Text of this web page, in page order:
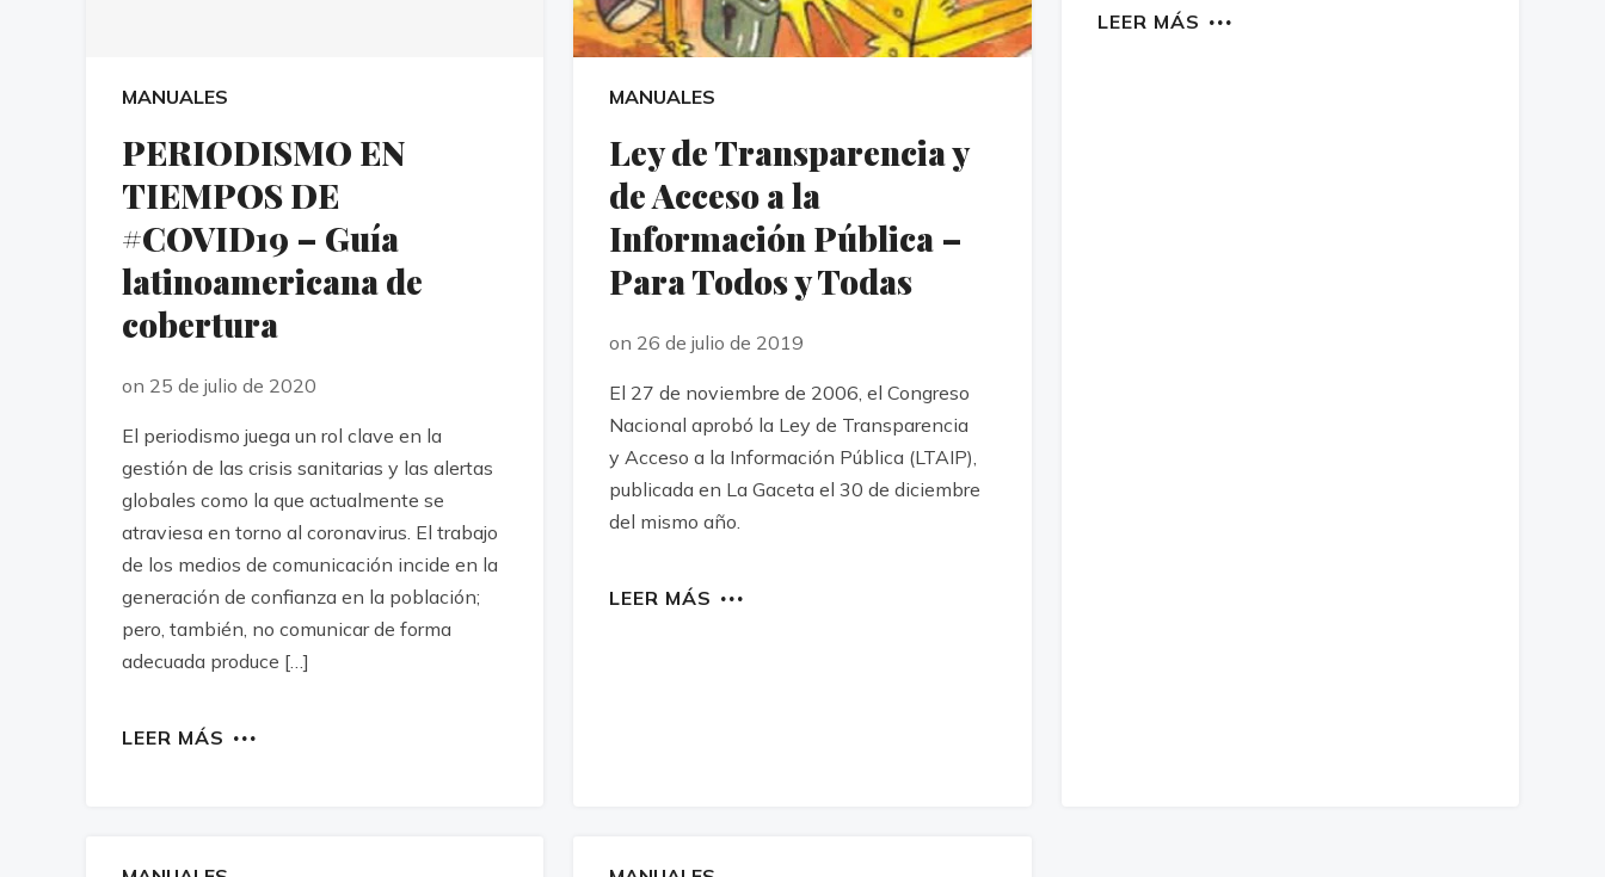
MANUALES
PERIODISMO EN
TIEMPOS DE
#COVID19 – Guía
latinoamericana de
cobertura
on 25 de julio de 2020
El periodismo juega un rol clave en la
gestión de las crisis sanitarias y las alertas
globales como la que actualmente se
atraviesa en torno al coronavirus. El trabajo
de los medios de comunicación incide en la
generación de confianza en la población;
pero, también, no comunicar de forma
adecuada produce […]
LEER MÁS
MANUALES
Ley de Transparencia y
de Acceso a la
Información Pública –
Para Todos y Todas
on 26 de julio de 2019
El 27 de noviembre de 2006, el Congreso
Nacional aprobó la Ley de Transparencia
y Acceso a la Información Pública (LTAIP),
publicada en La Gaceta el 30 de diciembre
del mismo año.
LEER MÁS
LEER MÁS